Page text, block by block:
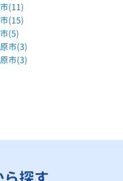
(11)
(15)
(5)
市(3)
市(3)